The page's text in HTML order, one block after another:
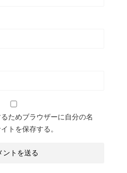
ためブラウザーに自分の名
トを保存する。